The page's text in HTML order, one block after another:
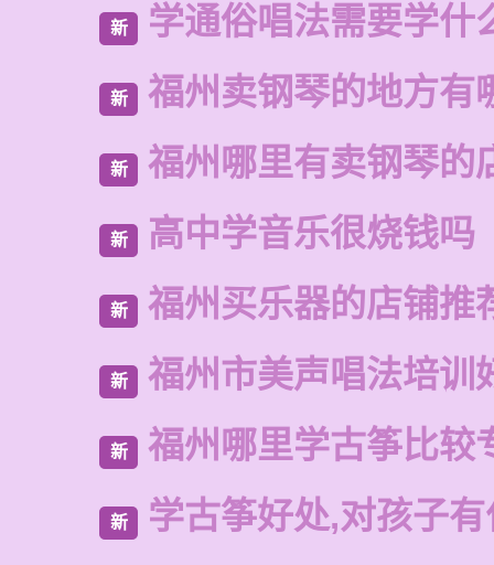
新 学通俗唱法需要学什
新 福州卖钢琴的地方有
新 福州哪里有卖钢琴的
新 高中学音乐很烧钱吗
新 福州买乐器的店铺推
新 福州市美声唱法培训
新 福州哪里学古筝比较
新 学古筝好处,对孩子